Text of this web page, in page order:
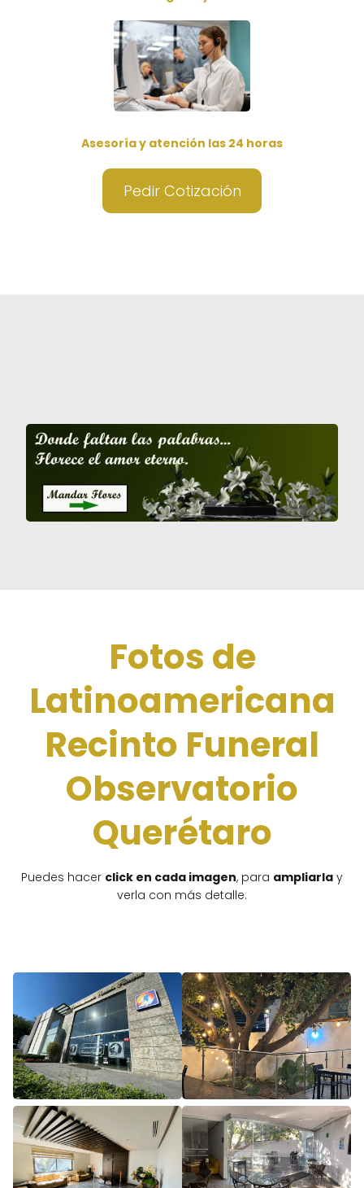
Asesoría y atención las 24 horas
Pedir Cotización
Fotos de
Latinoamericana
Recinto Funeral
Observatorio
Querétaro
Puedes hacer click en cada imagen, para ampliarla y
verla con más detalle.